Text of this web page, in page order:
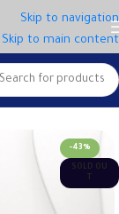
Skip to navigation
Skip to main content
الرئيسية الاجهزة
-43%
SOLD OU
T